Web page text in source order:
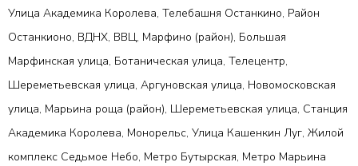
Улица Академика Королева, Телебашня Останкино, Район
Останкионо, ВДНХ, ВВЦ, Марфино (район), Большая
Марфинская улица, Ботаническая улица, Телецентр,
Шереметьевская улица, Аргуновская улица, Новомосковская
улица, Марьина роща (район), Шереметьевская улица, Станция
Академика Королева, Монорельс, Улица Кашенкин Луг, Жилой
комплекс Седьмое Небо, Метро Бутырская, Метро Марьина